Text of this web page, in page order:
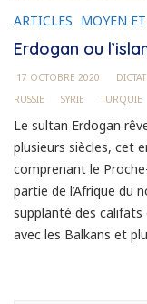
ARTICLES MOYEN
Erdogan ou
17 OCTOBRE 2020
RUSSIE
SYRIE TURQUIE
Le sultan Erdogan
plusieurs siècles, cet
comprenant le
partie de l’Afrique du
supplanté des califats
avec les Balkans et